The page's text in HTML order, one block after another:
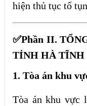
hiện thủ tục tố
✅Phần II.
TỈNH HÀ TĨNH
1. Tòa án khu
Tòa án khu vực